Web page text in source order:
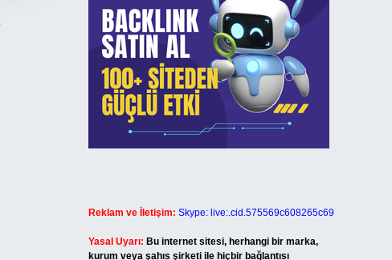
Reklam ve İletişim: Skype: live:.cid.575569c608265c69
Yasal Uyarı: Bu internet sitesi, herhangi bir marka,
kurum veya şahıs şirketi ile hiçbir bağlantısı